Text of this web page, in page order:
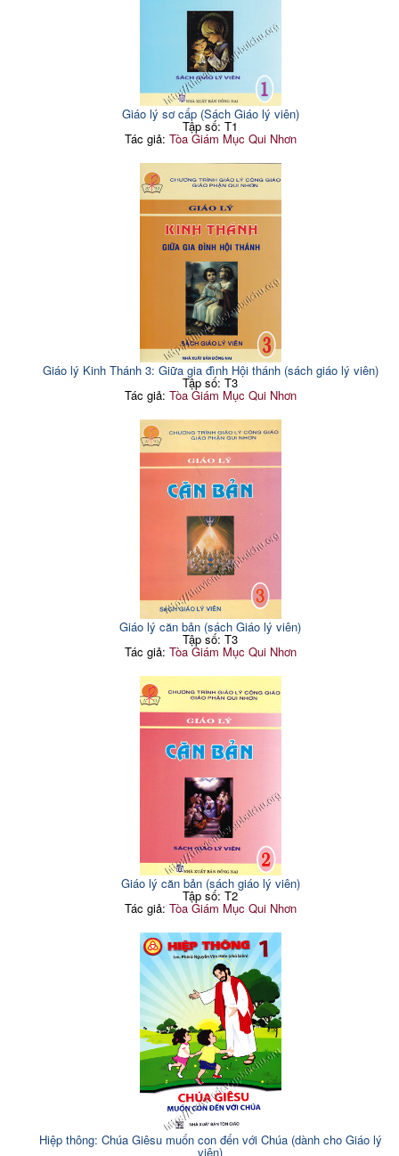
Giáo lý sơ cấp (Sách Giáo lý viên)
Tập số: T1
Tác giả: Tòa Giám Mục Qui Nhơn
Giáo lý Kinh Thánh 3: Giữa gia đình Hội thánh (sách giáo lý viên)
Tập số: T3
Tác giả: Tòa Giám Mục Qui Nhơn
Giáo lý căn bản (sách Giáo lý viên)
Tập số: T3
Tác giả: Tòa Giám Mục Qui Nhơn
Giáo lý căn bản (sách giáo lý viên)
Tập số: T2
Tác giả: Tòa Giám Mục Qui Nhơn
Hiệp thông: Chúa Giêsu muốn con đến với Chúa (dành cho Giáo lý
viên)